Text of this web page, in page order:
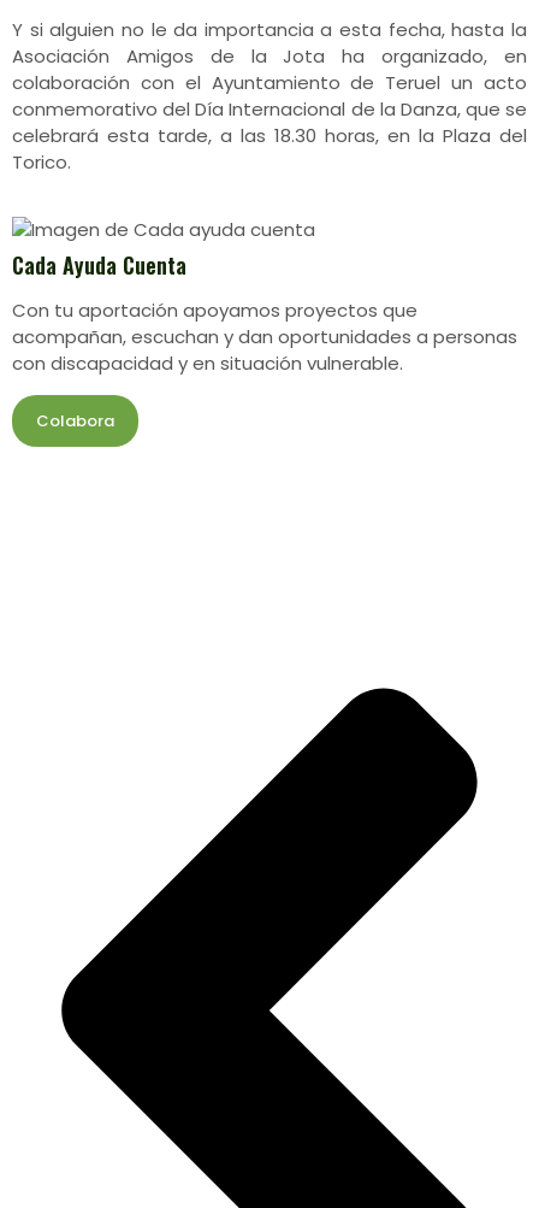
Y si alguien no le da importancia a esta fecha, hasta la
Asociación Amigos de la Jota ha organizado, en
colaboración con el Ayuntamiento de Teruel un acto
conmemorativo del Día Internacional de la Danza, que se
celebrará esta tarde, a las 18.30 horas, en la Plaza del
Torico.
Cada Ayuda Cuenta
Con tu aportación apoyamos proyectos que
acompañan, escuchan y dan oportunidades a personas
con discapacidad y en situación vulnerable.
Colabora